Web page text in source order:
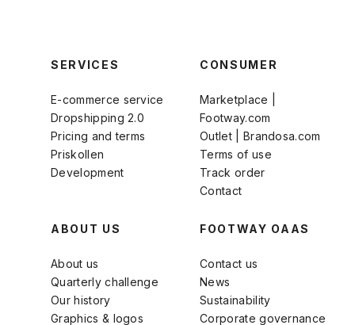
SERVICES
E-commerce service
Dropshipping 2.0
Pricing and terms
Priskollen
Development
CONSUMER
Marketplace |
Footway.com
Outlet | Brandosa.com
Terms of use
Track order
Contact
ABOUT US
About us
Quarterly challenge
Our history
Graphics & logos
FOOTWAY OAAS
Contact us
News
Sustainability
Corporate governance